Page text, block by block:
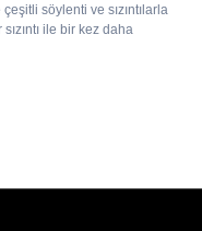
söylenti ve sızıntılarla
ile bir kez daha